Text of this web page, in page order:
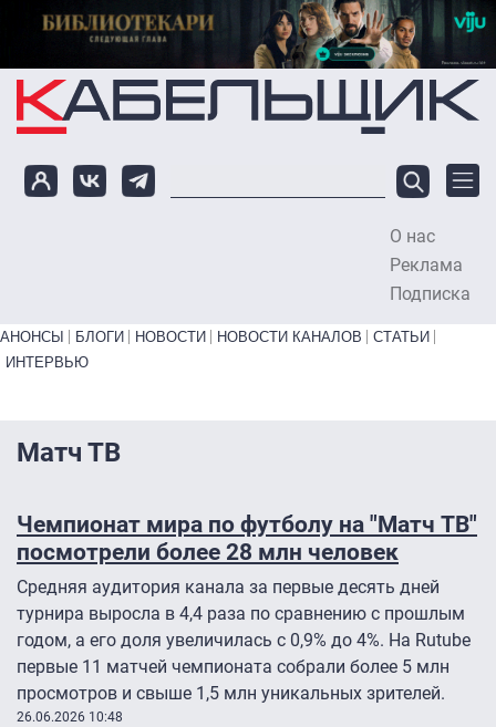
Перейти к основному содержанию
О нас
Реклама
Подписка
Primary links bottom
АНОНСЫ БЛОГИ НОВОСТИ НОВОСТИ КАНАЛОВ
СТАТЬИ
ИНТЕРВЬЮ
Матч ТВ
Чемпионат мира по футболу на "Матч ТВ"
посмотрели более 28 млн человек
Средняя аудитория канала за первые десять дней
турнира выросла в 4,4 раза по сравнению с прошлым
годом, а его доля увеличилась с 0,9% до 4%. На Rutube
первые 11 матчей чемпионата собрали более 5 млн
просмотров и свыше 1,5 млн уникальных зрителей.
26.06.2026 10:48